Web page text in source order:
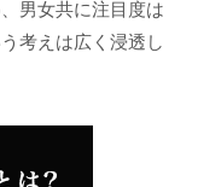
男女共に注目度は
考えは広く浸透し